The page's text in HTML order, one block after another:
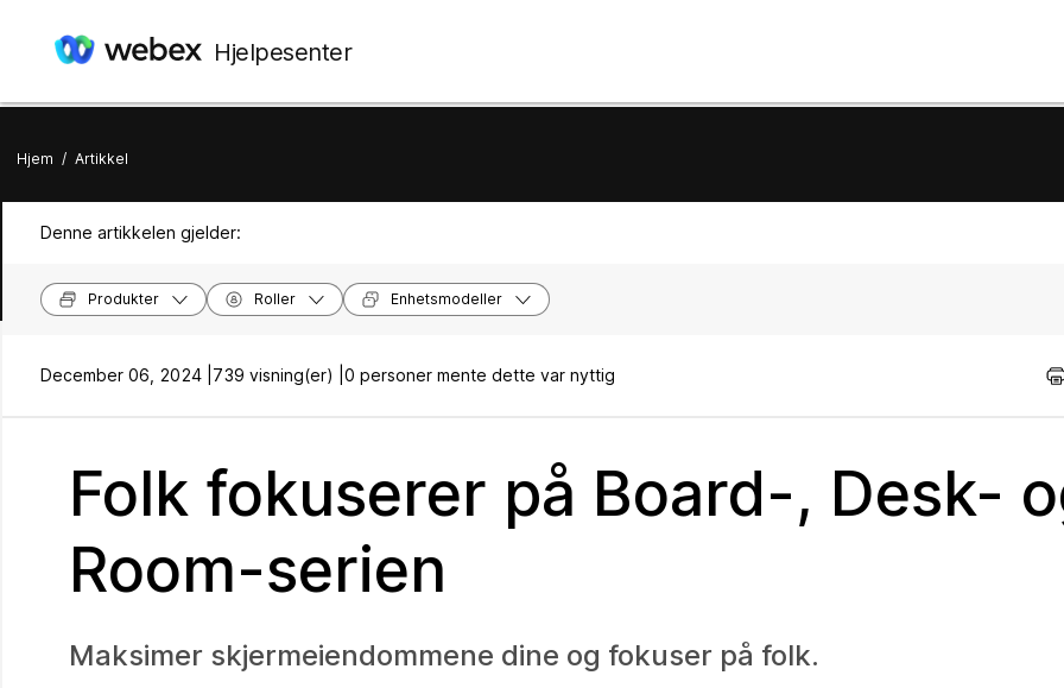
Hjelpesenter
Hjem / Artikkel
Denne artikkelen gjelder:
Produkter Roller Enhetsmodeller
December 06, 2024 | 739 visning(er) | 0 personer mente dette var nyttig
Folk fokuserer på Board-, Desk-
Room-serien
Maksimer skjermeiendommene dine og fokuser på folk.